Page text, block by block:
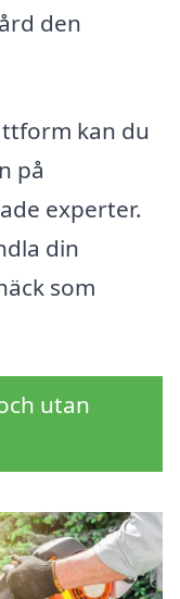
den
kan du
på
experter.
din
som
utan